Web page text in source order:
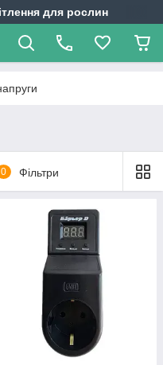
для рослин
0 Фільтри